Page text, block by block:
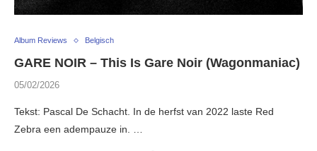
Album Reviews Belgisch
GARE NOIR – This Is Gare Noir (Wagonmaniac)
05/02/2026
Tekst: Pascal De Schacht. In de herfst van 2022 laste Red
Zebra een adempauze in. …